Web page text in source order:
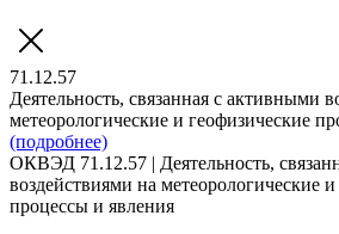
71.12.57
Деятельность, связанная с активными
метеорологические и геофизические
(подробнее)
ОКВЭД 71.12.57 | Деятельность,
воздействиями на метеорологические
процессы и явления